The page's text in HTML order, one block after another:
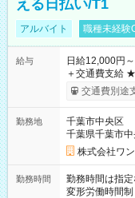
える日払い/T1
アルバイト 職種未経験
給与
日給12,000円～
＋交通費支給 ★交通費一部支給 ┗1日500円を超えた分は全額支
給！ ※往復500円
（規定あり）
なし
交通費別途
勤務地
千葉市中央区
千葉県千葉市中
株式会社ワ
勤務時間
勤務時間は指定
変形労働時間制 想定労